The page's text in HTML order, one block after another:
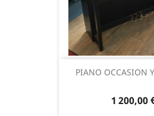
PIANO OCCASION
1 200,00